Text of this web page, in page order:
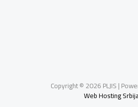
Copyright © 2026 PLJIS |
Web Hosting